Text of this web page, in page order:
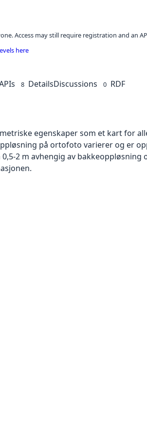
Access may still require registration and an
here
8 DetailsDiscussions 0 RDF
egenskaper som et kart for
på ortofoto varierer og er
2 m avhengig av